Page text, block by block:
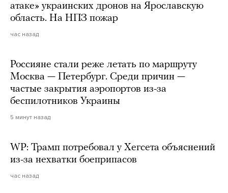
атаке» украинских дронов на Ярославскую
область. На НПЗ пожар
час назад
Россияне стали реже летать по маршруту
Москва — Петербург. Среди причин —
частые закрытия аэропортов из-за
беспилотников Украины
5 минут назад
WP: Трамп потребовал у Хегсета объяснений
из-за нехватки боеприпасов
час назад